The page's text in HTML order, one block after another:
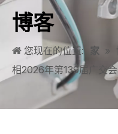
博客
您现在的位置: 家 »
相2026年第139届广交